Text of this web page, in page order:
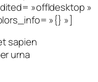
»off|desktop »
»{} »]
sapien
urna